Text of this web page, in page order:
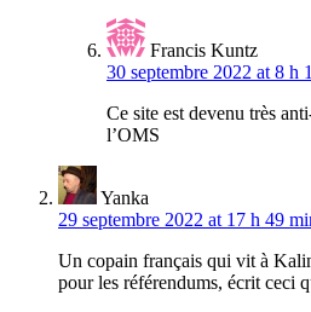
Francis Kuntz
30 septembre 2022 at 8 h
Ce site est devenu très
l’OMS
Yanka
29 septembre 2022 at 17 h 49
Un copain français qui vit à
pour les référendums, écrit ceci